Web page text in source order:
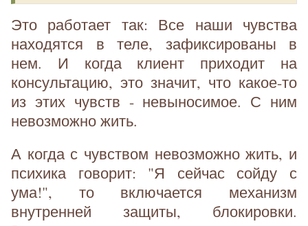
Это работает так: Все наши чувства
находятся в теле, зафиксированы в
нем. И когда клиент приходит на
консультацию, это значит, что какое-то
из этих чувств - невыносимое. С ним
невозможно жить.
А когда с чувством невозможно жить, и
психика говорит: "Я сейчас сойду с
ума!", то включается механизм
внутренней защиты, блокировки.